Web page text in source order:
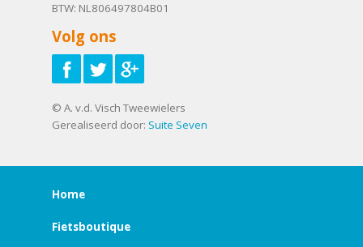
BTW: NL806497804B01
Volg ons
© A. v.d. Visch Tweewielers
Gerealiseerd door: Suite Seven
Home
Fietsboutique